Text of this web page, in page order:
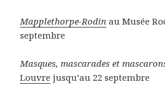
Mapplethorpe-Rodin au Musée
septembre
Masques, mascarades et
Louvre jusqu’au 22 septembre